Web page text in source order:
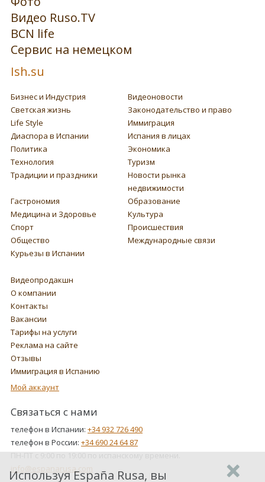
Видео Ruso.TV
BCN life
Сервис на немецком
Ish.su
Бизнес и Индустрия
Видеоновости
Светская жизнь
Законодательство и право
Life Style
Иммиграция
Диаспора в Испании
Испания в лицах
Политика
Экономика
Технология
Туризм
Традиции и праздники
Новости рынка
недвижимости
Гастрономия
Образование
Медицина и Здоровье
Культура
Спорт
Происшествия
Общество
Международные связи
Курьезы в Испании
Видеопродакшн
О компании
Контакты
Вакансии
Тарифы на услуги
Реклама на сайте
Отзывы
Иммиграция в Испанию
Мой аккаунт
Связаться с нами
телефон в Испании: +34 932 726 490
телефон в России: +34 690 24 64 87
ПН-ПТ с 9:00 по 19:00 по испанскому времени.
info@espanarusa.com
Используя España Rusa, вы